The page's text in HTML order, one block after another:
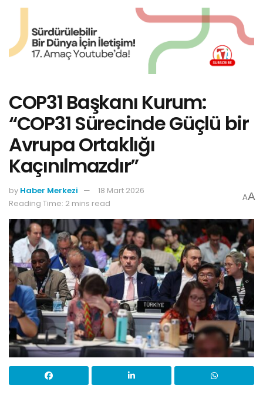
COP31 Başkanı Kurum:
“COP31 Sürecinde Güçlü bir
Avrupa Ortaklığı
Kaçınılmazdır”
by Haber Merkezi
18 Mart 2026
Reading Time: 2 mins read
AA